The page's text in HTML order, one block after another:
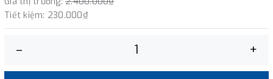
Tiết kiệm: 230.000₫
– +